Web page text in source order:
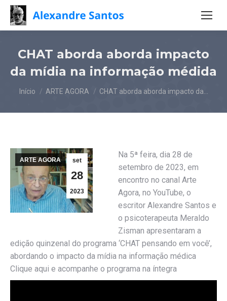
CHAT aborda aborda impacto
da mídia na informação médida
Você está aqui:
Início ARTE AGORA CHAT aborda aborda impacto da…
set
28
2023
ARTE AGORA
Na 5ª feira, dia 28 de
setembro de 2023, em
encontro no canal Arte
Agora, no YouTube, o
escritor Alexandre Santos e
o psicoterapeuta Meraldo
Zisman apresentaram a
edição quinzenal do programa ‘CHAT pensando em você’,
abordando o impacto da mídia na informação médica
Clique aqui e acompanhe o programa na íntegra